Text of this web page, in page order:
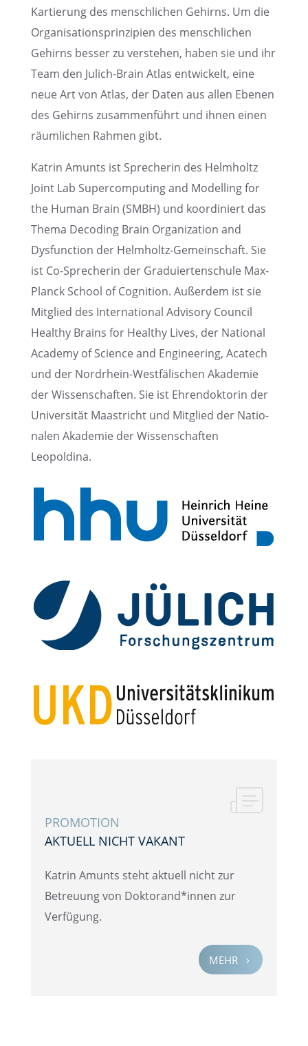
Kartie­rung des mensch­li­chen Gehirns. Um die
Organi­sa­ti­ons­prin­zi­pien des mensch­li­chen
Gehirns besser zu verste­hen, haben sie und ihr
Team den Julich-Brain Atlas entwi­ckelt, eine
neue Art von Atlas, der Daten aus allen Ebenen
des Gehirns zusam­men­führt und ihnen einen
räumli­chen Rahmen gibt.
Katrin Amunts ist Spreche­rin des Helmholtz
Joint Lab Super­com­pu­ting and Model­ling for
the Human Brain (SMBH) und koordi­niert das
Thema Decoding Brain Organiza­tion and
Dysfunc­tion der Helmholtz-Gemein­schaft. Sie
ist Co-Spreche­rin der Gradu­ier­ten­schule Max-
Planck School of Cogni­tion. Außer­dem ist sie
Mitglied des Inter­na­tio­nal Advisory Council
Healthy Brains for Healthy Lives, der Natio­nal
Academy of Science and Enginee­ring, Acatech
und der Nordrhein-Westfä­li­schen Akade­mie
der Wissen­schaf­ten. Sie ist Ehren­dok­to­rin der
Univer­si­tät Maastricht und Mitglied der Natio­
na­len Akade­mie der Wissen­schaf­ten
Leopoldina.
PROMO­TION
AKTUELL NICHT VAKANT
Katrin Amunts steht aktuell nicht zur
Betreu­ung von Doktorand*innen zur
Verfügung.
MEHR 5